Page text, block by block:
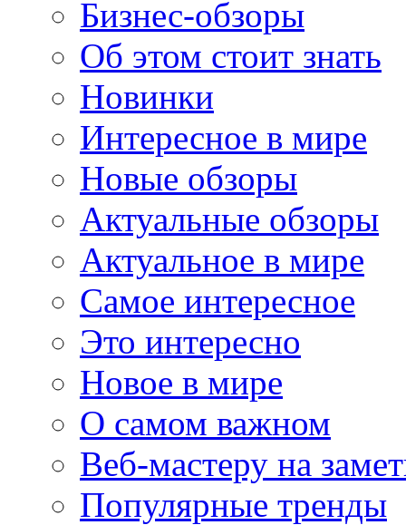
Бизнес-обзоры
Об этом стоит знать
Новинки
Интересное в мире
Новые обзоры
Актуальные обзоры
Актуальное в мире
Самое интересное
Это интересно
Новое в мире
О самом важном
Веб-мастеру на
Популярные тренды